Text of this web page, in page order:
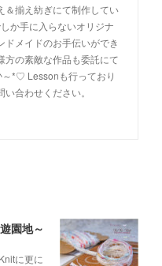
＆揃え紡ぎにて制作してい
か手に入らないオリジナ
ドメイドのお手伝いができ
方の素敵な作品も委託にて
*♡ Lessonも行っており
合わせください。
園地～
に更に